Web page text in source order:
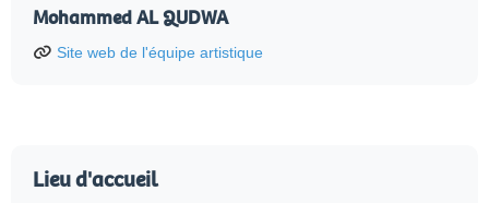
Mohammed AL QUDWA
Site web de l'équipe artistique
Lieu d'accueil